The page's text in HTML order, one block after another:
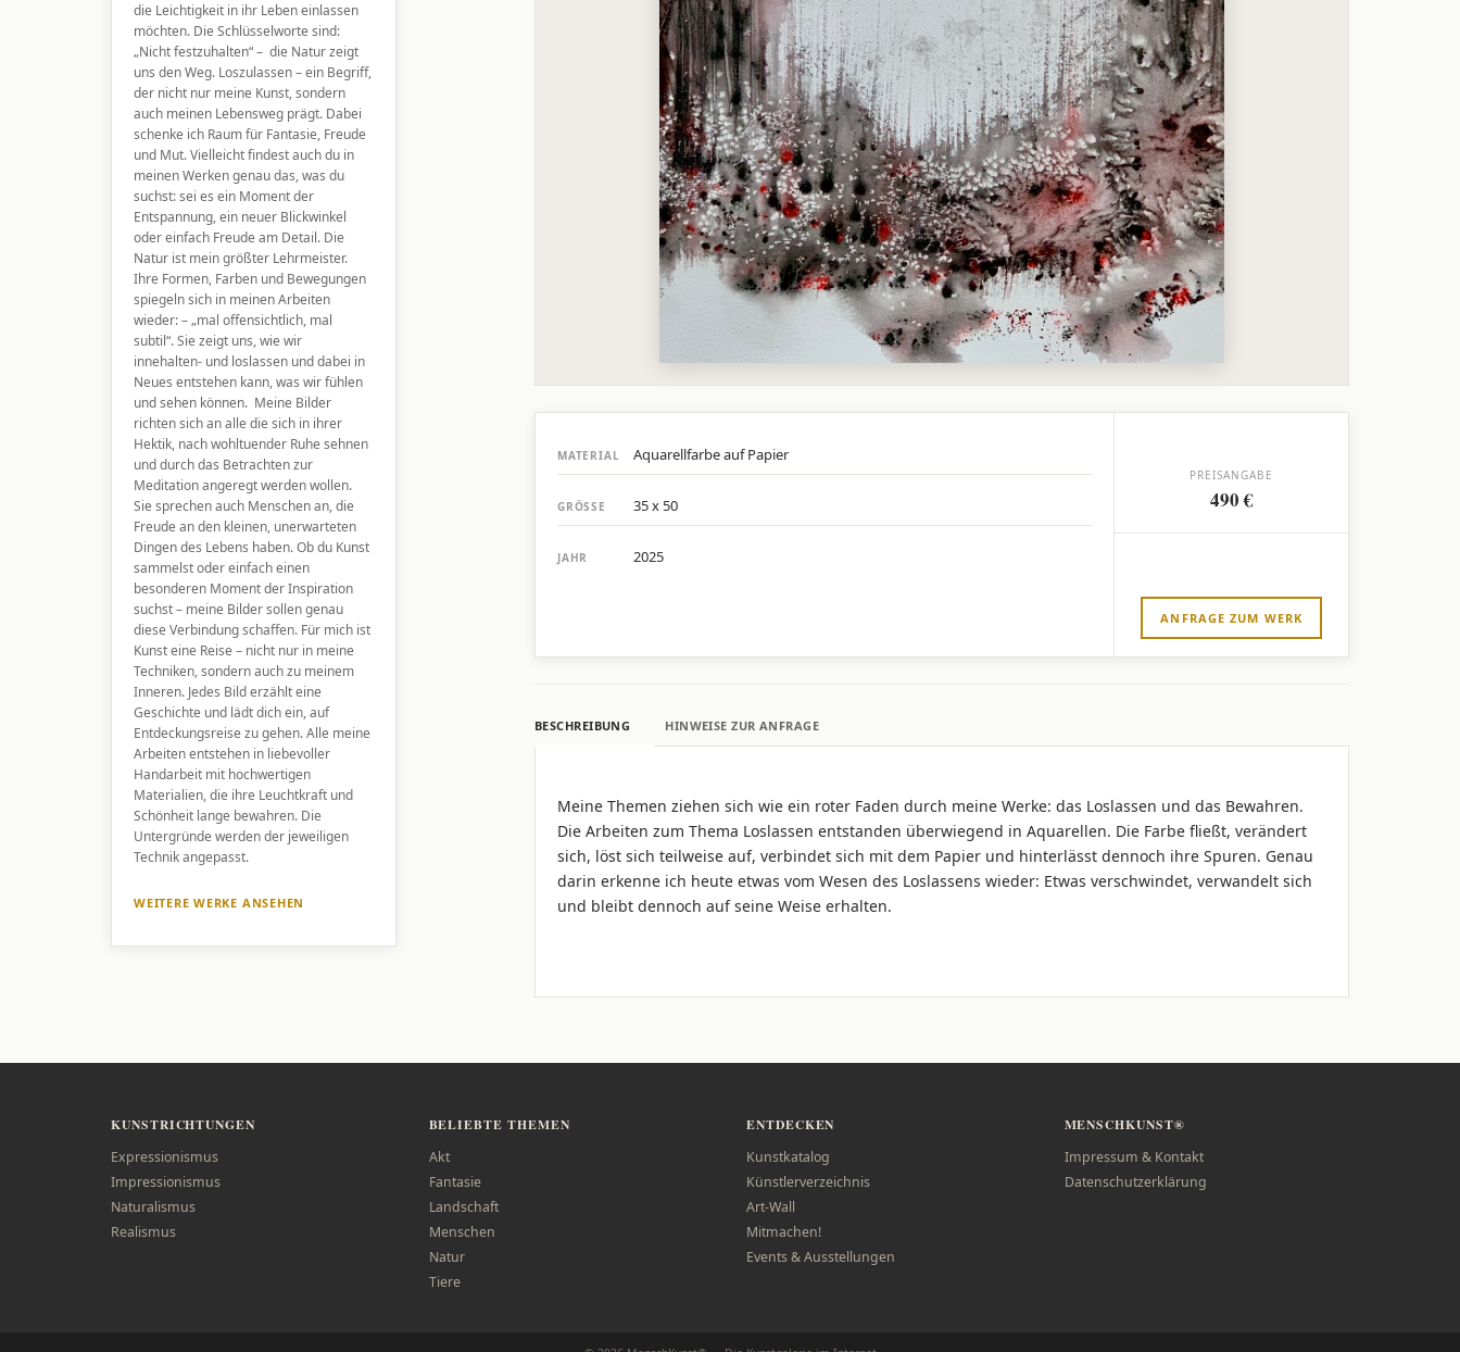
die Leichtigkeit in ihr Leben einlassen
möchten. Die Schlüsselworte sind:
„Nicht festzuhalten“ – die Natur zeigt
uns den Weg. Loszulassen – ein Begriff,
der nicht nur meine Kunst, sondern
auch meinen Lebensweg prägt. Dabei
schenke ich Raum für Fantasie, Freude
und Mut. Vielleicht findest auch du in
meinen Werken genau das, was du
suchst: sei es ein Moment der
Entspannung, ein neuer Blickwinkel
oder einfach Freude am Detail. Die
Natur ist mein größter Lehrmeister.
Ihre Formen, Farben und Bewegungen
spiegeln sich in meinen Arbeiten
wieder: – „mal offensichtlich, mal
subtil“. Sie zeigt uns, wie wir
innehalten- und loslassen und dabei in
Neues entstehen kann, was wir fühlen
und sehen können. Meine Bilder
richten sich an alle die sich in ihrer
Hektik, nach wohltuender Ruhe sehnen
und durch das Betrachten zur
Meditation angeregt werden wollen.
Sie sprechen auch Menschen an, die
Freude an den kleinen, unerwarteten
Dingen des Lebens haben. Ob du Kunst
sammelst oder einfach einen
besonderen Moment der Inspiration
suchst – meine Bilder sollen genau
diese Verbindung schaffen. Für mich ist
Kunst eine Reise – nicht nur in meine
Techniken, sondern auch zu meinem
Inneren. Jedes Bild erzählt eine
Geschichte und lädt dich ein, auf
Entdeckungsreise zu gehen. Alle meine
Arbeiten entstehen in liebevoller
Handarbeit mit hochwertigen
Materialien, die ihre Leuchtkraft und
Schönheit lange bewahren. Die
Untergründe werden der jeweiligen
Technik angepasst.
WEITERE WERKE ANSEHEN
MATERIAL Aquarellfarbe auf Papier
GRÖSSE 35 x 50
JAHR 2025
PREISANGABE
490 €
ANFRAGE ZUM WERK
BESCHREIBUNG HINWEISE ZUR ANFRAGE
Meine Themen ziehen sich wie ein roter Faden durch meine Werke: das Loslassen und das Bewahren.
Die Arbeiten zum Thema Loslassen entstanden überwiegend in Aquarellen. Die Farbe fließt, verändert
sich, löst sich teilweise auf, verbindet sich mit dem Papier und hinterlässt dennoch ihre Spuren. Genau
darin erkenne ich heute etwas vom Wesen des Loslassens wieder: Etwas verschwindet, verwandelt sich
und bleibt dennoch auf seine Weise erhalten.
KUNSTRICHTUNGEN
Expressionismus
Impressionismus
Naturalismus
Realismus
BELIEBTE THEMEN
Akt
Fantasie
Landschaft
Menschen
Natur
Tiere
ENTDECKEN
Kunstkatalog
Künstlerverzeichnis
Art-Wall
Mitmachen!
Events & Ausstellungen
MENSCHKUNST®
Impressum & Kontakt
Datenschutzerklärung